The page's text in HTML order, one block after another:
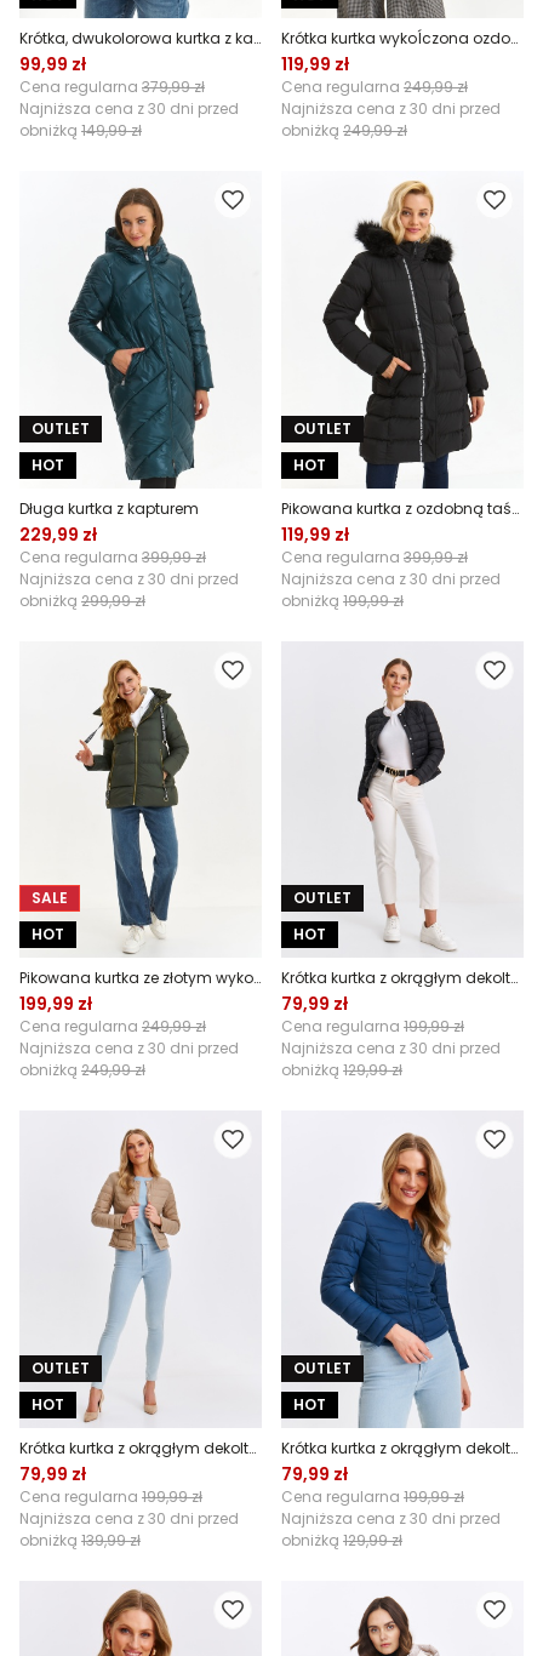
Krótka, dwukolorowa kurtka z kapturem
99,99 zł
Cena regularna 379,99 zł
Najniższa cena z 30 dni przed
obniżką 149,99 zł
Krótka kurtka wykoĺczona ozdobnymi taśmami
119,99 zł
Cena regularna 249,99 zł
Najniższa cena z 30 dni przed
obniżką 249,99 zł
OUTLET
HOT
Długa kurtka z kapturem
229,99 zł
Cena regularna 399,99 zł
Najniższa cena z 30 dni przed
obniżką 299,99 zł
OUTLET
HOT
Pikowana kurtka z ozdobną taśmą i kapturem wykończonym futerkiem
119,99 zł
Cena regularna 399,99 zł
Najniższa cena z 30 dni przed
obniżką 199,99 zł
SALE
HOT
Pikowana kurtka ze złotym wykoĺczeniem i ozdobnymi taśmami
199,99 zł
Cena regularna 249,99 zł
Najniższa cena z 30 dni przed
obniżką 249,99 zł
OUTLET
HOT
Krótka kurtka z okrągłym dekoltem
79,99 zł
Cena regularna 199,99 zł
Najniższa cena z 30 dni przed
obniżką 129,99 zł
OUTLET
HOT
Krótka kurtka z okrągłym dekoltem
79,99 zł
Cena regularna 199,99 zł
Najniższa cena z 30 dni przed
obniżką 139,99 zł
OUTLET
HOT
Krótka kurtka z okrągłym dekoltem
79,99 zł
Cena regularna 199,99 zł
Najniższa cena z 30 dni przed
obniżką 129,99 zł